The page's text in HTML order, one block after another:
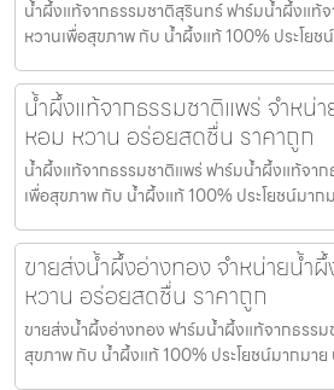
น้ำผึ้งแท้จากธรรมชาติสุรินทร์ ฟาร์มน้ำผึ้งแท้
หวานเพื่อสุขภาพ กับ น้ำผึ้งแท้ 100% ประโยช
น้ำผึ้งแท้จากธรรมชาติแพร่ จำหน่
หอม หวาน อร่อยสดชื่น ราคาถูก
น้ำผึ้งแท้จากธรรมชาติแพร่ ฟาร์มน้ำผึ้งแท้จา
เพื่อสุขภาพ กับ น้ำผึ้งแท้ 100% ประโยชน์มาก
ขายส่งน้ำผึ้งอ่างทอง จำหน่ายน้ำ
หวาน อร่อยสดชื่น ราคาถูก
ขายส่งน้ำผึ้งอ่างทอง ฟาร์มน้ำผึ้งแท้จากธรร
สุขภาพ กับ น้ำผึ้งแท้ 100% ประโยชน์มากมาย